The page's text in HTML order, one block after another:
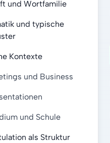
und Wortfamilie
und typische
Kontexte
und Business
und Schule
als Struktur